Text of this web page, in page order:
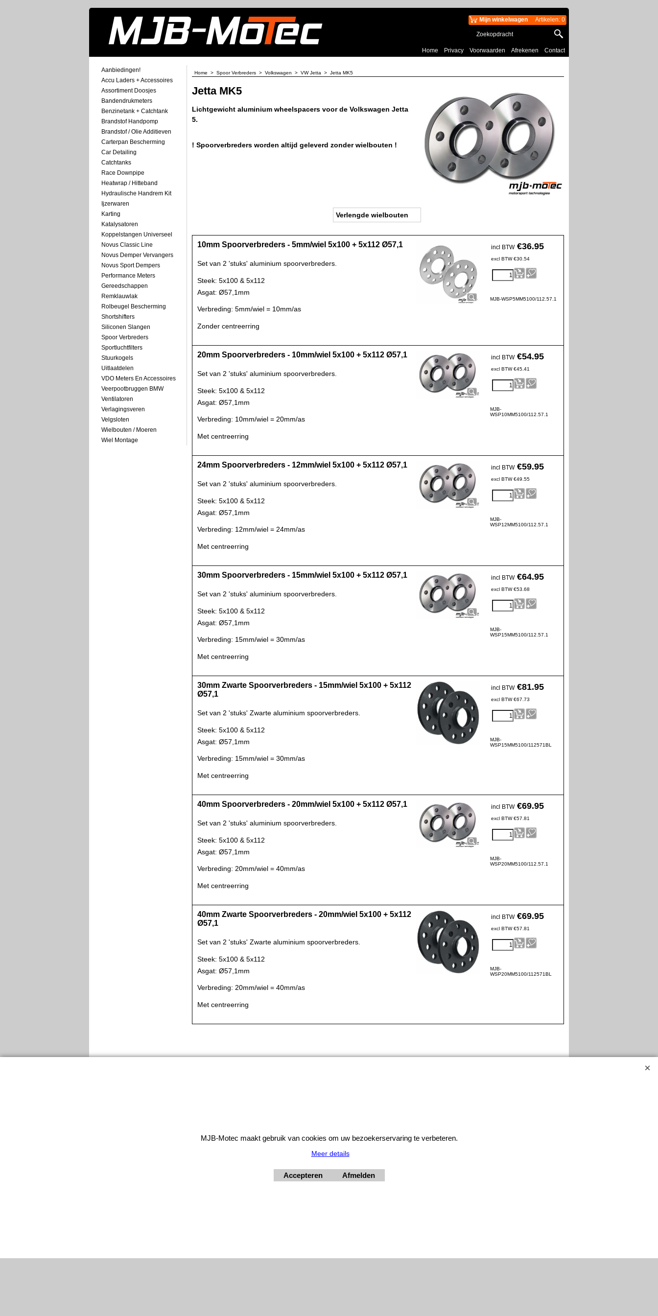
Mijn winkelwagen Artikelen: 0
Home Privacy Voorwaarden Afrekenen Contact
Aanbiedingen!
Accu Laders + Accessoires
Assortiment Doosjes
Bandendrukmeters
Benzinetank + Catchtank
Brandstof Handpomp
Brandstof / Olie Additieven
Carterpan Bescherming
Car Detailing
Catchtanks
Race Downpipe
Heatwrap / Hitteband
Hydraulische Handrem Kit
Ijzerwaren
Karting
Katalysatoren
Koppelstangen Universeel
Novus Classic Line
Novus Demper Vervangers
Novus Sport Dempers
Performance Meters
Gereedschappen
Remklauwlak
Rolbeugel Bescherming
Shortshifters
Siliconen Slangen
Spoor Verbreders
Sportluchtfilters
Stuurkogels
Uitlaatdelen
VDO Meters En Accessoires
Veerpootbruggen BMW
Ventilatoren
Verlagingsveren
Velgsloten
Wielbouten / Moeren
Wiel Montage
Home > Spoor Verbreders > Volkswagen > VW Jetta > Jetta MK5
Jetta MK5
Lichtgewicht aluminium wheelspacers voor de Volkswagen Jetta
5.
! Spoorverbreders worden altijd geleverd zonder wielbouten !
Verlengde wielbouten
incl BTW €36.95
excl BTW €30.54
MJB-WSP5MM5100/112.57.1
10mm Spoorverbreders - 5mm/wiel 5x100 + 5x112 Ø57,1
Set van 2 'stuks' aluminium spoorverbreders.
Steek: 5x100 & 5x112
Asgat: Ø57,1mm
Verbreding: 5mm/wiel = 10mm/as
Zonder centreerring
incl BTW €54.95
excl BTW €45.41
MJB-
WSP10MM5100/112.57.1
20mm Spoorverbreders - 10mm/wiel 5x100 + 5x112 Ø57,1
Set van 2 'stuks' aluminium spoorverbreders.
Steek: 5x100 & 5x112
Asgat: Ø57,1mm
Verbreding: 10mm/wiel = 20mm/as
Met centreerring
incl BTW €59.95
excl BTW €49.55
MJB-
WSP12MM5100/112.57.1
24mm Spoorverbreders - 12mm/wiel 5x100 + 5x112 Ø57,1
Set van 2 'stuks' aluminium spoorverbreders.
Steek: 5x100 & 5x112
Asgat: Ø57,1mm
Verbreding: 12mm/wiel = 24mm/as
Met centreerring
incl BTW €64.95
excl BTW €53.68
MJB-
WSP15MM5100/112.57.1
30mm Spoorverbreders - 15mm/wiel 5x100 + 5x112 Ø57,1
Set van 2 'stuks' aluminium spoorverbreders.
Steek: 5x100 & 5x112
Asgat: Ø57,1mm
Verbreding: 15mm/wiel = 30mm/as
Met centreerring
incl BTW €81.95
excl BTW €67.73
MJB-
WSP15MM5100/112571BL
30mm Zwarte Spoorverbreders - 15mm/wiel 5x100 + 5x112
Ø57,1
Set van 2 'stuks' Zwarte aluminium spoorverbreders.
Steek: 5x100 & 5x112
Asgat: Ø57,1mm
Verbreding: 15mm/wiel = 30mm/as
Met centreerring
incl BTW €69.95
excl BTW €57.81
MJB-
WSP20MM5100/112.57.1
40mm Spoorverbreders - 20mm/wiel 5x100 + 5x112 Ø57,1
Set van 2 'stuks' aluminium spoorverbreders.
Steek: 5x100 & 5x112
Asgat: Ø57,1mm
Verbreding: 20mm/wiel = 40mm/as
Met centreerring
incl BTW €69.95
excl BTW €57.81
MJB-
WSP20MM5100/112571BL
40mm Zwarte Spoorverbreders - 20mm/wiel 5x100 + 5x112
Ø57,1
Set van 2 'stuks' Zwarte aluminium spoorverbreders.
Steek: 5x100 & 5x112
Asgat: Ø57,1mm
Verbreding: 20mm/wiel = 40mm/as
Met centreerring
© 2026 - MJB-Motec
MJB-Motec maakt gebruik van cookies om uw bezoekerservaring te verbeteren.
Meer details
Accepteren Afmelden